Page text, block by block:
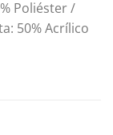
Poliéster /
50% Acrílico